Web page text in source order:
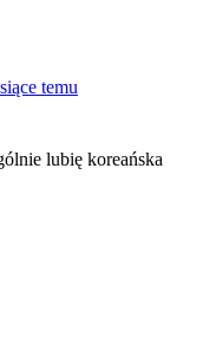
temu
lubię koreańska